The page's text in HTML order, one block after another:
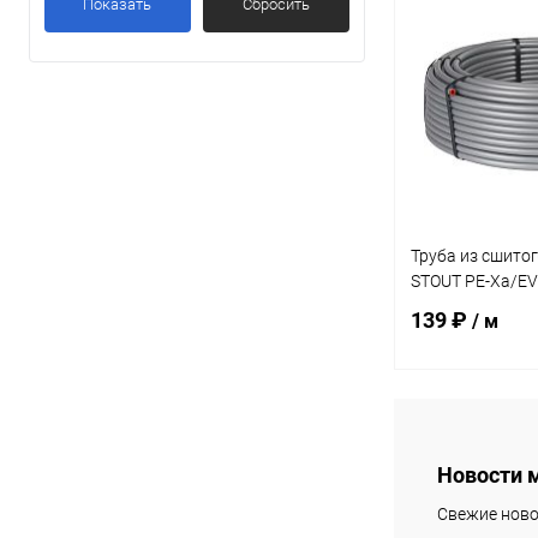
Показать Сбросить
Купить в 1
В избранное
Труба из
STOUT PE-Xa/
139 ₽ / м
Купить в 1
В избранное
Новости
Свежие